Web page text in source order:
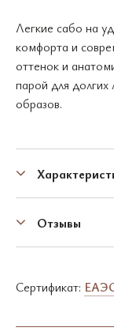
Легкие сабо на
комфорта и
оттенок и
парой для долгих
образов.
Отзывы
Сертификат: